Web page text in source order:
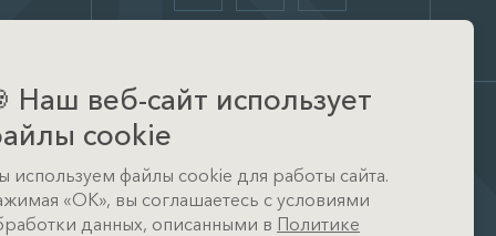
Офис
д. Тимошкино, ул.
Архитектора Райта, д. 1 (КП
Кристал Истра)
Наш веб-сайт использует
cookie
используем файлы cookie для работы сайта.
«ОК», вы соглашаетесь с условиями
данных, описанными в Политике